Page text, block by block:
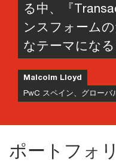
る中、『
ンスフォーム
なテーマにな
Malcolm Lloyd
PwC スペイン、グローバ
ポートフォ